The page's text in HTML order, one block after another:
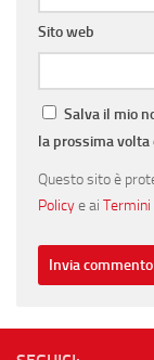
Sito web
Salva il mio
la prossima volta
Questo sito è
Policye ai Termini